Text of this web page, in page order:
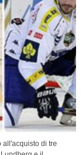
all'acquisto di tre